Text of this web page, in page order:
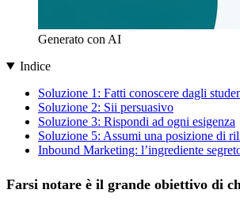
Generato con AI
Indice
Soluzione 1: Fatti conoscere dagli
Soluzione 2: Sii persuasivo
Soluzione 3: Rispondi ad ogni esigenza
Soluzione 5: Assumi una posizione di
Inbound Marketing: l’ingrediente
Farsi notare è il grande obiettivo di